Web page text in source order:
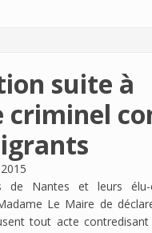
suite à
criminel
de Nantes et leurs élu-
Le Maire de
tout acte